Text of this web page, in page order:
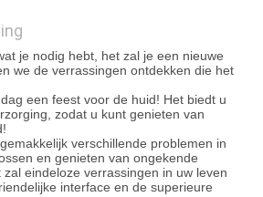
je nodig hebt, het zal je een nieuwe
we de verrassingen ontdekken die het
een feest voor de huid! Het biedt u
zodat u kunt genieten van
verschillende problemen in
en genieten van ongekende
eindeloze verrassingen in uw leven
interface en de superieure